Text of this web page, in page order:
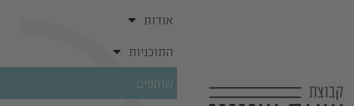
אודות
התוכניות
שותפים